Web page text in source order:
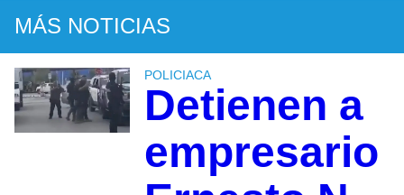
MÁS NOTICIAS
POLICIACA
Detienen a
empresario